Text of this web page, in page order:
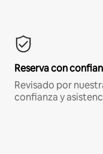
Reserva con
Revisado por
confianza y